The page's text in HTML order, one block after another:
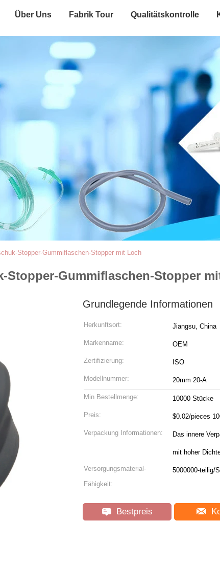
Über Uns Fabrik Tour Qualitätskontrolle
Stopper-Gummiflaschen-Stopper mit Loch
Stopper-Gummiflaschen-Stopper
Grundlegende Informationen
Herkunftsort: Jiangsu, China
Markenname: OEM
Zertifizierung: ISO
Modellnummer: 20mm 20-A
Min Bestellmenge: 10000 Stücke
Preis: $0.02/pieces
Verpackung Informationen: Das innere
mit hoher
Versorgungsmaterial-
Fähigkeit:
Bestpreis